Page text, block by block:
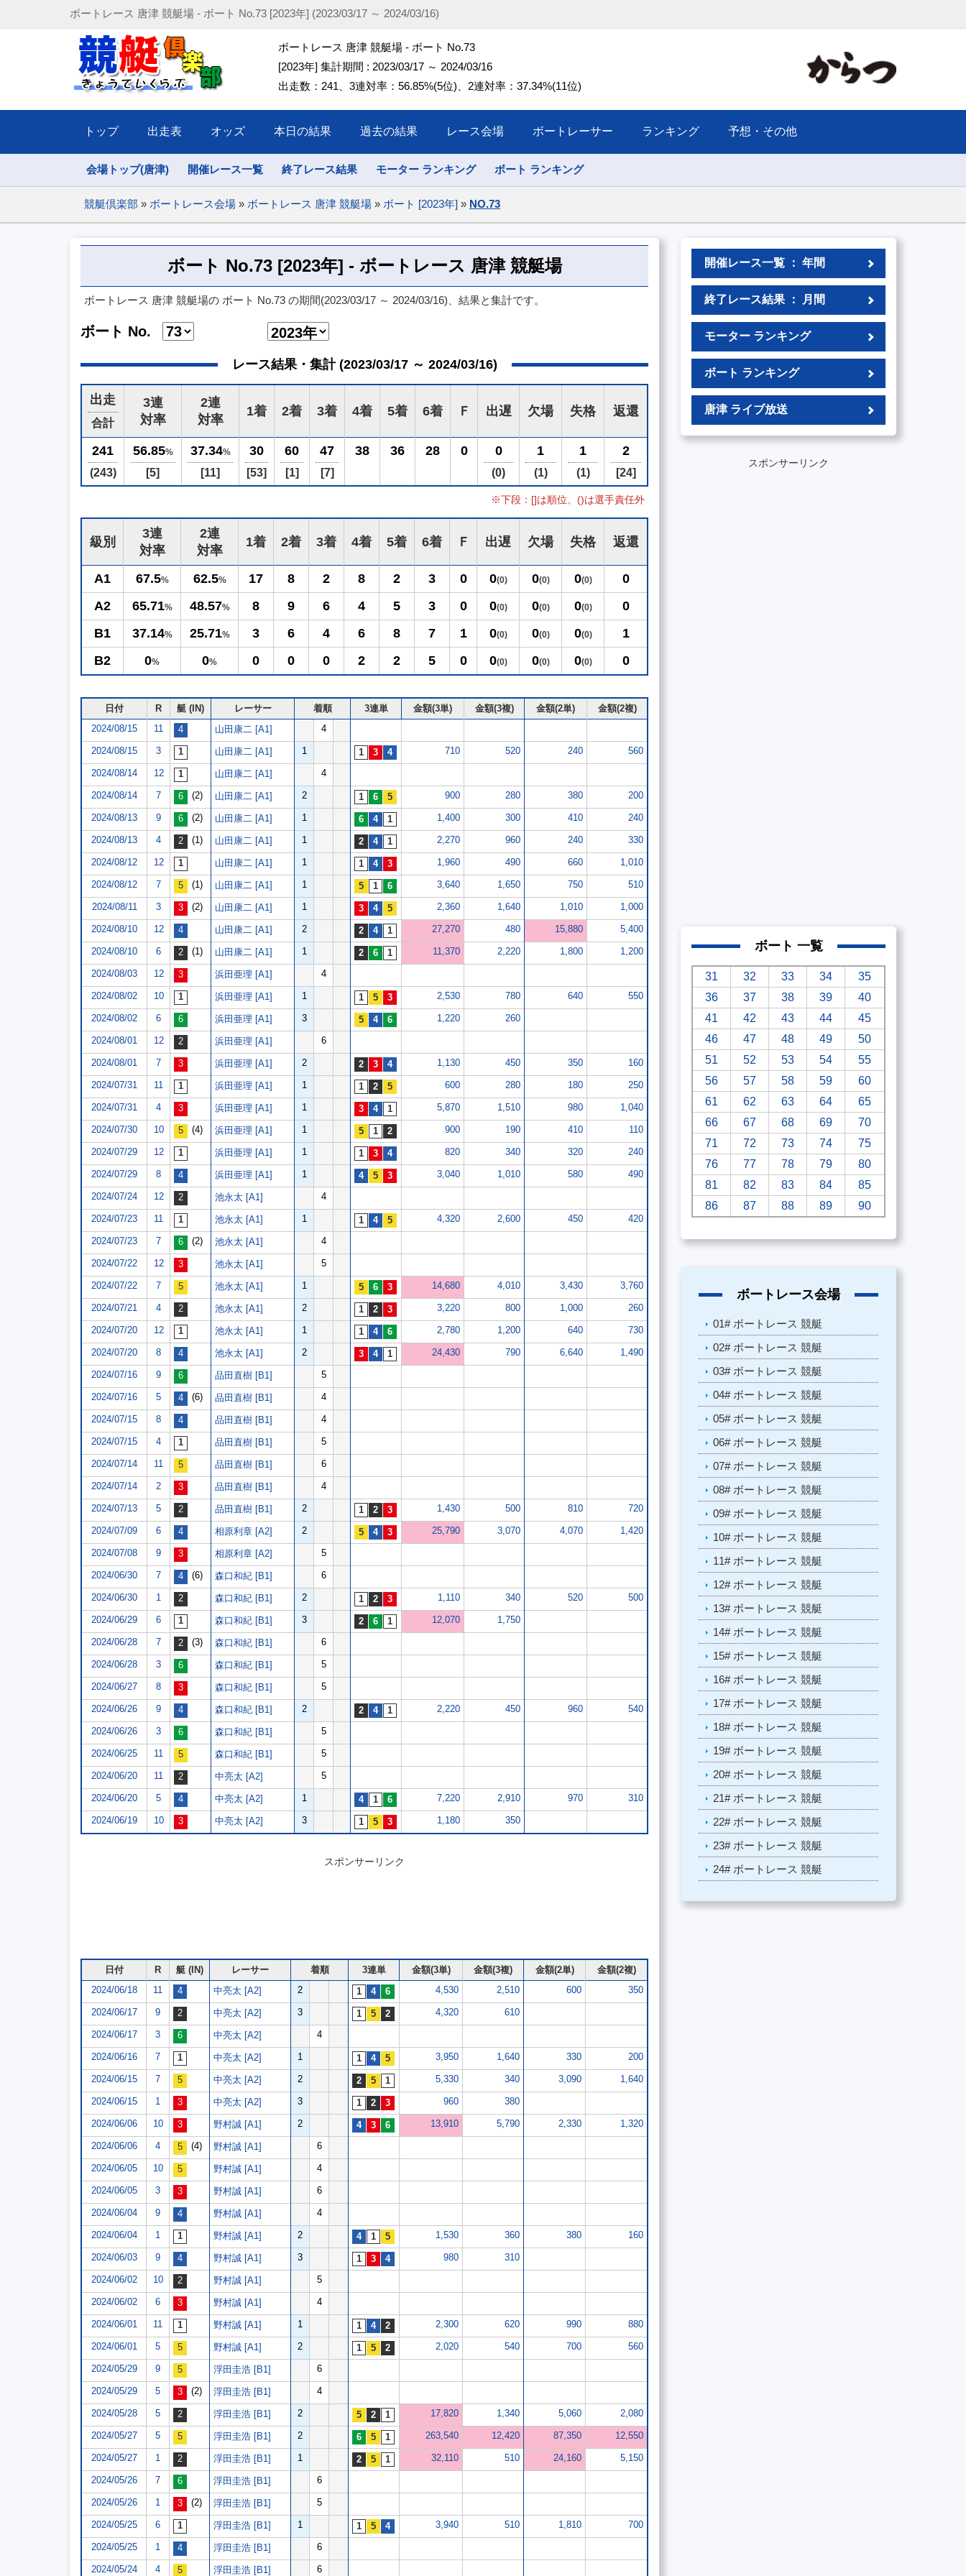
ボートレース 唐津 競艇場 - ボート No.73 [2023年] (2023/03/17 ～ 2024/03/16)
ボートレース 唐津 競艇場 - ボート No.73
[2023年] 集計期間 : 2023/03/17 ～ 2024/03/16
出走数：241、3連対率：56.85%(5位)、2連対率：37.34%(11位)
トップ 出走表 オッズ 本日の結果 過去の結果 レース会場 ボートレーサー ランキング 予想・その他
会場トップ(唐津) 開催レース一覧 終了レース結果 モーター ランキング ボート ランキング
競艇倶楽部 » ボートレース会場 » ボートレース 唐津 競艇場 » ボート [2023年] » NO.73
ボート No.73 [2023年] - ボートレース 唐津 競艇場
ボートレース 唐津 競艇場の ボート No.73 の期間(2023/03/17 ～ 2024/03/16)、結果と集計です。
ボート No.
レース結果・集計 (2023/03/17 ～ 2024/03/16)
出走
合計
3連
対率
2連
対率
1着 2着 3着 4着 5着 6着 Ｆ 出遅 欠場 失格 返還
241
(243)
56.85%
[5]
37.34%
[11]
30
[53]
60
[1]
47
[7]
38 36 28 0 0
(0)
1
(1)
1
(1)
2
[24]
※下段：[]は順位、()は選手責任外
級別
3連
対率
2連
対率
1着 2着 3着 4着 5着 6着 Ｆ 出遅 欠場 失格 返還
A1 67.5% 62.5% 17 8 2 8 2 3 0 0(0) 0(0) 0(0)
0
A2
65.71% 48.57% 8 9 6 4 5 3 0 0(0) 0(0) 0(0)
0
B1
37.14% 25.71% 3 6 4 6 8 7 1 0(0) 0(0) 0(0)
1
B2
0% 0% 0 0 0 2 2 5 0 0(0) 0(0) 0(0) 0
日付 R 艇 (IN) レーサー 着順 3連単 金額(3単) 金額(3複) 金額(2単)
金額(2複)
2024/08/15
11 山田康二 [A1] 4
2024/08/15 3 山田康二 [A1] 1 710 520 240 560
2024/08/14 12 山田康二 [A1] 4
2024/08/14 7 (2) 山田康二 [A1] 2 900 280 380 200
2024/08/13 9 (2) 山田康二 [A1] 1 1,400 300 410 240
2024/08/13 4 (1) 山田康二 [A1] 1 2,270 960 240 330
2024/08/12 12 山田康二 [A1] 1 1,960 490 660 1,010
2024/08/12 7 (1) 山田康二 [A1] 1 3,640 1,650 750 510
2024/08/11 3 (2) 山田康二 [A1] 1 2,360 1,640 1,010 1,000
2024/08/10 12 山田康二 [A1] 2 27,270 480 15,880 5,400
2024/08/10 6 (1) 山田康二 [A1] 1 11,370 2,220 1,800 1,200
2024/08/03 12 浜田亜理 [A1] 4
2024/08/02 10 浜田亜理 [A1] 1 2,530 780 640 550
2024/08/02 6 浜田亜理 [A1] 3 1,220 260
2024/08/01 12 浜田亜理 [A1] 6
2024/08/01 7 浜田亜理 [A1] 2 1,130 450 350 160
2024/07/31 11 浜田亜理 [A1] 1 600 280 180 250
2024/07/31 4 浜田亜理 [A1] 1 5,870 1,510 980 1,040
2024/07/30 10 (4) 浜田亜理 [A1] 1 900 190 410 110
2024/07/29 12 浜田亜理 [A1] 1 820 340 320 240
2024/07/29 8 浜田亜理 [A1] 1 3,040 1,010 580 490
2024/07/24 12 池永太 [A1] 4
2024/07/23 11 池永太 [A1] 1 4,320 2,600 450 420
2024/07/23 7 (2) 池永太 [A1] 4
2024/07/22 12 池永太 [A1] 5
2024/07/22 7 池永太 [A1] 1 14,680 4,010 3,430 3,760
2024/07/21 4 池永太 [A1] 2 3,220 800 1,000 260
2024/07/20 12 池永太 [A1] 1 2,780 1,200 640 730
2024/07/20 8 池永太 [A1] 2 24,430 790 6,640 1,490
2024/07/16 9 品田直樹 [B1] 5
2024/07/16 5 (6) 品田直樹 [B1] 4
2024/07/15 8 品田直樹 [B1] 4
2024/07/15 4 品田直樹 [B1] 5
2024/07/14 11 品田直樹 [B1] 6
2024/07/14 2 品田直樹 [B1] 4
2024/07/13 5 品田直樹 [B1] 2 1,430 500 810 720
2024/07/09 6 相原利章 [A2] 2 25,790 3,070 4,070 1,420
2024/07/08 9 相原利章 [A2] 5
2024/06/30 7 (6) 森口和紀 [B1] 6
2024/06/30 1 森口和紀 [B1] 2 1,110 340 520 500
2024/06/29 6 森口和紀 [B1] 3 12,070 1,750
2024/06/28 7 (3) 森口和紀 [B1] 6
2024/06/28 3 森口和紀 [B1] 5
2024/06/27 8 森口和紀 [B1] 5
2024/06/26 9 森口和紀 [B1] 2 2,220 450 960 540
2024/06/26 3 森口和紀 [B1] 5
2024/06/25 11 森口和紀 [B1] 5
2024/06/20 11 中亮太 [A2] 5
2024/06/20 5 中亮太 [A2] 1 7,220 2,910 970 310
2024/06/19 10 中亮太 [A2] 3 1,180 350
スポンサーリンク
日付 R 艇 (IN) レーサー 着順 3連単 金額(3単) 金額(3複) 金額(2単)
金額(2複)
2024/06/18
11 中亮太 [A2] 2 4,530 2,510 600 350
2024/06/17 9 中亮太 [A2] 3 4,320 610
2024/06/17 3 中亮太 [A2] 4
2024/06/16 7 中亮太 [A2] 1 3,950 1,640 330 200
2024/06/15 7 中亮太 [A2] 2 5,330 340 3,090 1,640
2024/06/15 1 中亮太 [A2] 3 960 380
2024/06/06 10 野村誠 [A1] 2 13,910 5,790 2,330 1,320
2024/06/06 4 (4) 野村誠 [A1] 6
2024/06/05 10 野村誠 [A1] 4
2024/06/05 3 野村誠 [A1] 6
2024/06/04 9 野村誠 [A1] 4
2024/06/04 1 野村誠 [A1] 2 1,530 360 380 160
2024/06/03 9 野村誠 [A1] 3 980 310
2024/06/02 10 野村誠 [A1] 5
2024/06/02 6 野村誠 [A1] 4
2024/06/01 11 野村誠 [A1] 1 2,300 620 990 880
2024/06/01 5 野村誠 [A1] 2 2,020 540 700 560
2024/05/29 9 浮田圭浩 [B1] 6
2024/05/29 5 (2) 浮田圭浩 [B1] 4
2024/05/28 5 浮田圭浩 [B1] 2 17,820 1,340 5,060 2,080
2024/05/27 5 浮田圭浩 [B1] 2 263,540 12,420 87,350 12,550
2024/05/27 1 浮田圭浩 [B1] 1 32,110 510 24,160 5,150
2024/05/26 7 浮田圭浩 [B1] 6
2024/05/26 1 (2) 浮田圭浩 [B1] 5
2024/05/25 6 浮田圭浩 [B1] 1 3,940 510 1,810 700
2024/05/25 1 浮田圭浩 [B1] 6
2024/05/24 4 浮田圭浩 [B1] 6
開催レース一覧 ： 年間
終了レース結果 ： 月間
モーター ランキング
ボート ランキング
唐津 ライブ放送
スポンサーリンク
ボート 一覧
31 32 33 34
35
36
37 38 39
40
41
42 43 44
45
46
47 48 49
50
51
52 53 54
55
56
57 58 59
60
61
62 63 64
65
66
67 68 69
70
71
72 73 74
75
76
77 78 79
80
81
82 83 84
85
86
87 88 89 90
ボートレース会場
01# ボートレース 競艇
02# ボートレース 競艇
03# ボートレース 競艇
04# ボートレース 競艇
05# ボートレース 競艇
06# ボートレース 競艇
07# ボートレース 競艇
08# ボートレース 競艇
09# ボートレース 競艇
10# ボートレース 競艇
11# ボートレース 競艇
12# ボートレース 競艇
13# ボートレース 競艇
14# ボートレース 競艇
15# ボートレース 競艇
16# ボートレース 競艇
17# ボートレース 競艇
18# ボートレース 競艇
19# ボートレース 競艇
20# ボートレース 競艇
21# ボートレース 競艇
22# ボートレース 競艇
23# ボートレース 競艇
24# ボートレース 競艇